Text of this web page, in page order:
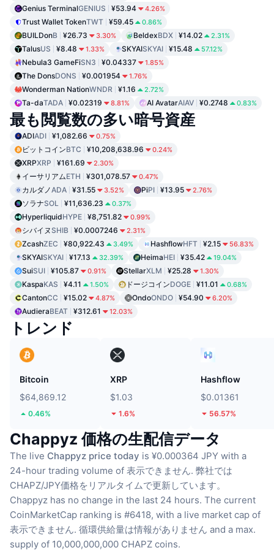
Genius TerminalGENIUS ¥53.94 4.26%
Trust Wallet TokenTWT ¥59.45 0.86%
BUILDonB ¥26.73 3.30% BeldexBDX ¥14.02 2.31%
TalusUS ¥8.48 1.33% SKYAISKYAI ¥15.48 57.12%
Nebula3 GameFiSN3 ¥0.04337 1.85%
The DonsDONS ¥0.001954 1.76%
Wonderman NationWNDR ¥1.16 2.72%
Ta-daTADA ¥0.02319 8.81% AI AvatarAIAV ¥0.2748 0.83%
最も閲覧数の多い暗号資産
ADIADI ¥1,082.66 0.75%
ビットコインBTC ¥10,208,638.96 0.24%
XRPXRP ¥161.69 2.30%
イーサリアムETH ¥301,078.57 0.47%
カルダノADA ¥31.55 3.52% PiPI ¥13.95 2.76%
ソラナSOL ¥11,636.23 0.37%
HyperliquidHYPE ¥8,751.82 0.99%
シバイヌ SHIB ¥0.0007246 2.31%
ZcashZEC ¥80,922.43 3.49% HashflowHFT ¥2.15 56.83%
SKYAISKYAI ¥17.13 32.39% HeimaHEI ¥35.42 19.04%
SuiSUI ¥105.87 0.91% StellarXLM ¥25.28 1.30%
KaspaKAS ¥4.11 1.50% ドージコインDOGE ¥11.01 0.68%
CantonCC ¥15.02 4.87% OndoONDO ¥54.90 6.20%
AudieraBEAT ¥312.61 12.03%
トレンド
Bitcoin
$64,869.12
0.46%
XRP
$1.03
1.6%
Hashflow
$0.01361
56.57%
Chappyz 価格の生配信データ
The live Chappyz price today is ¥0.000364 JPY with a
24-hour trading volume of 表示できません. 弊社では
CHAPZ/JPY価格をリアルタイムで更新しています。
Chappyz has no change in the last 24 hours. The current
CoinMarketCap ranking is #6418, with a live market cap of
表示できません. 循環供給量は情報がありません and a max.
supply of 10,000,000,000 CHAPZ coins.